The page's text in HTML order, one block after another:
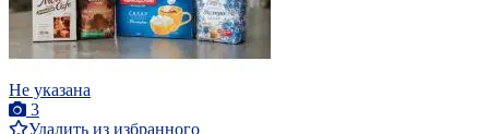
Не указана
3
Удалить из избранного